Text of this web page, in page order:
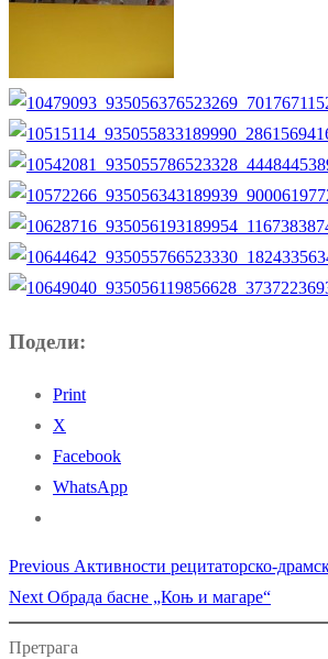
Подели:
Print
X
Facebook
WhatsApp
Кретање
чланка
Previous Previous
post:
Активности рецитаторско-
Next Next
post:
Обрада басне „Коњ и магаре“
Претрага